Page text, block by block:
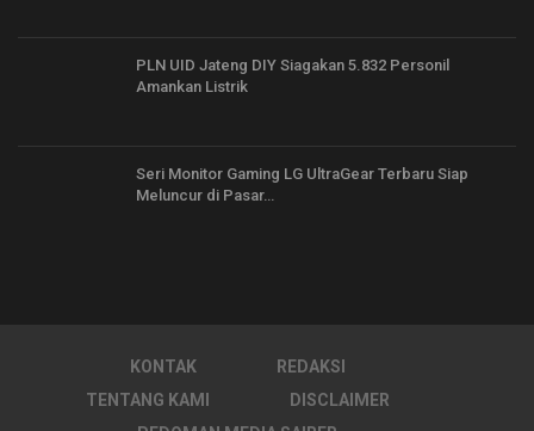
PLN UID Jateng DIY Siagakan 5.832 Personil
Amankan Listrik
Seri Monitor Gaming LG UltraGear Terbaru Siap
Meluncur di Pasar…
KONTAK
REDAKSI
TENTANG KAMI
DISCLAIMER